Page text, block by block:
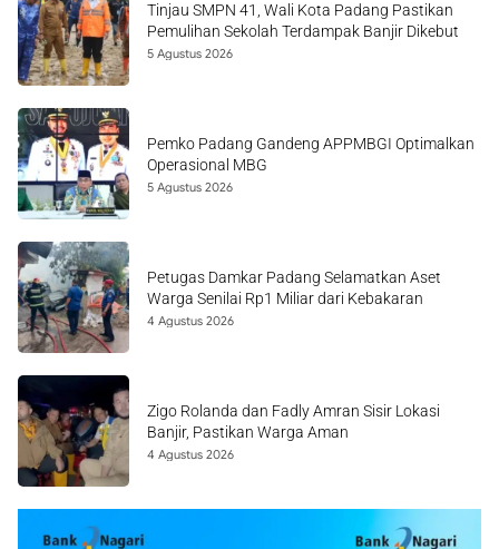
Tinjau SMPN 41, Wali Kota Padang Pastikan
Pemulihan Sekolah Terdampak Banjir Dikebut
5 Agustus 2026
Pemko Padang Gandeng APPMBGI Optimalkan
Operasional MBG
5 Agustus 2026
Petugas Damkar Padang Selamatkan Aset
Warga Senilai Rp1 Miliar dari Kebakaran
4 Agustus 2026
Zigo Rolanda dan Fadly Amran Sisir Lokasi
Banjir, Pastikan Warga Aman
4 Agustus 2026